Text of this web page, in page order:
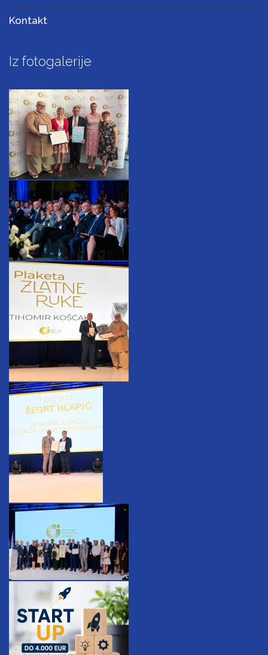
Kontakt
Iz fotogalerije